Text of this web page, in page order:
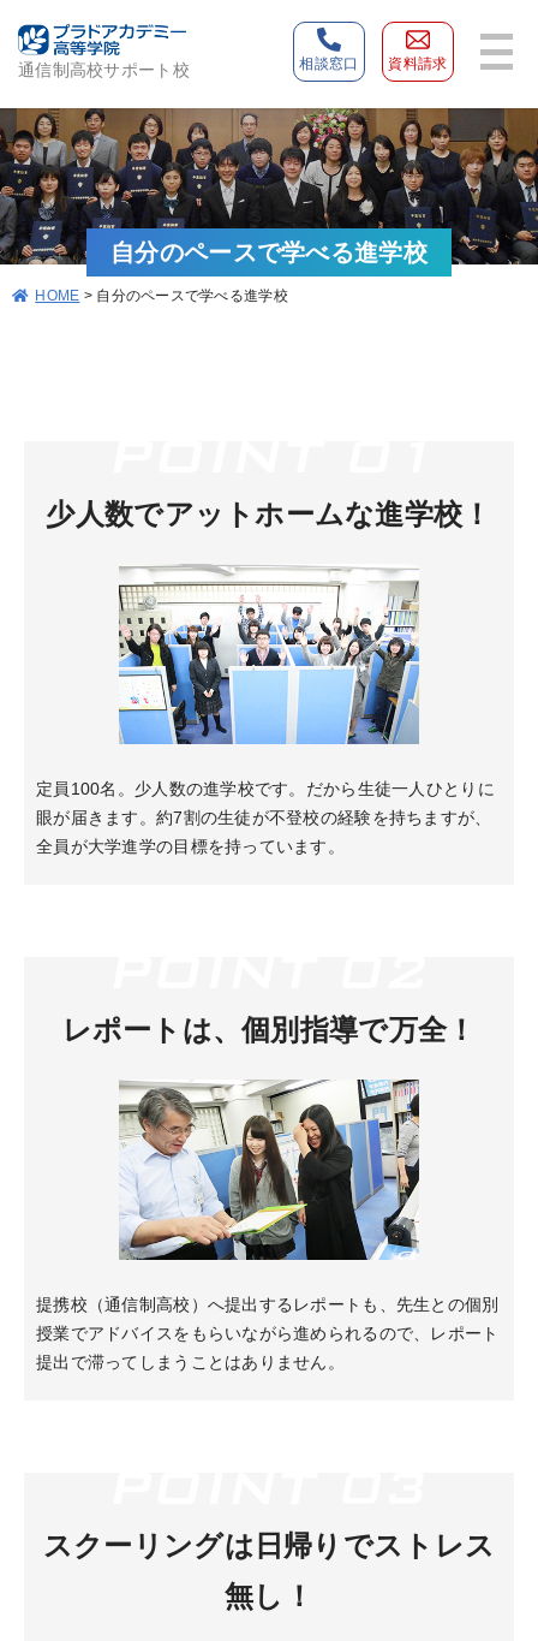
通信制高校サポート校
自分のペースで学べる進学校
HOME > 自分のペースで学べる進学校
少人数でアットホームな進学校！
定員100名。少人数の進学校です。だから生徒一人ひとりに
眼が届きます。約7割の生徒が不登校の経験を持ちますが、
全員が大学進学の目標を持っています。
レポートは、個別指導で万全！
提携校（通信制高校）へ提出するレポートも、先生との個別
授業でアドバイスをもらいながら進められるので、レポート
提出で滞ってしまうことはありません。
スクーリングは日帰りでストレス
無し！
相談窓口 資料請求